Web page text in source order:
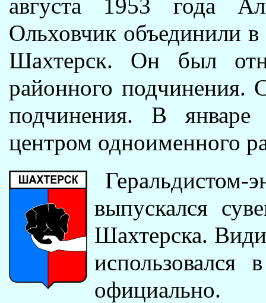
августа 1953 года
Ольховчик объединили
Шахтерск. Он был
районного подчинения.
подчинения. В
центром одноименного
выпускался
Шахтерска.
официально.